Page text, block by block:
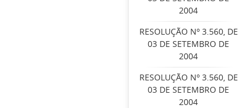
2004
RESOLUÇÃO Nº 3.560, DE
03 DE SETEMBRO DE
2004
RESOLUÇÃO Nº 3.560, DE
03 DE SETEMBRO DE
2004